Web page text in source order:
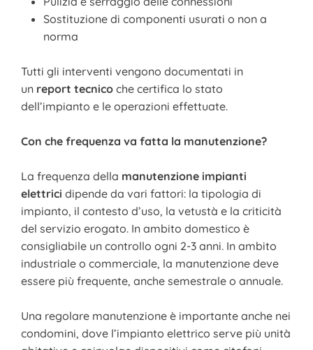
Sostituzione di componenti usurati o non a
norma
Tutti gli interventi vengono documentati in
un report tecnico che certifica lo stato
dell’impianto e le operazioni effettuate.
Con che frequenza va fatta la manutenzione?
La frequenza della manutenzione impianti
elettrici dipende da vari fattori: la tipologia di
impianto, il contesto d’uso, la vetustà e la criticità
del servizio erogato. In ambito domestico è
consigliabile un controllo ogni 2-3 anni. In ambito
industriale o commerciale, la manutenzione deve
essere più frequente, anche semestrale o annuale.
Una regolare manutenzione è importante anche nei
condomini, dove l’impianto elettrico serve più unità